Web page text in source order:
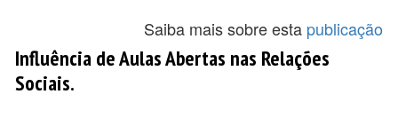
Saiba mais sobre esta publicação
Influência de Aulas Abertas nas Relações
Sociais.